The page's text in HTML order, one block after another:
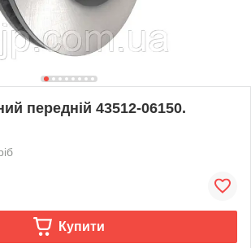
передній 43512-06150.
Купити